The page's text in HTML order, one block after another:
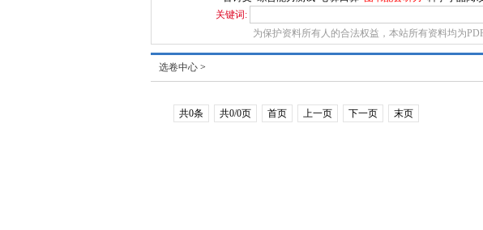
关键词:
为保护资料所有人的合法权益，本站所有资料均为
选卷中心 >
共0条 共0/0页 首页 上一页 下一页 末页